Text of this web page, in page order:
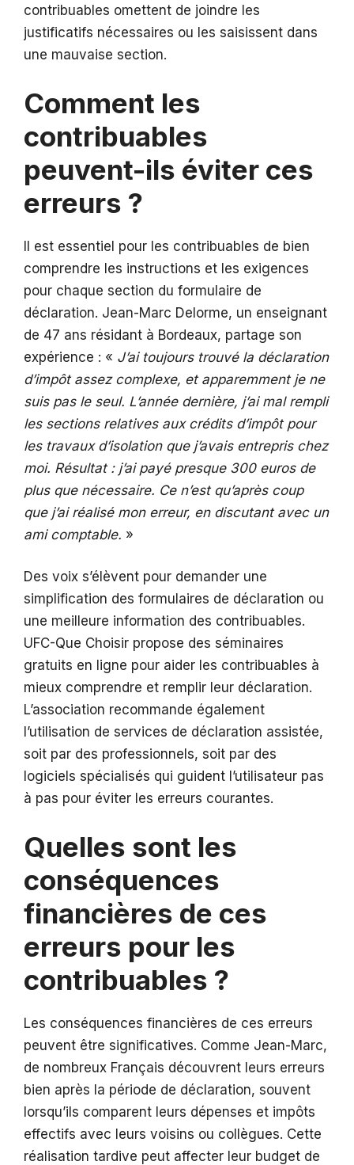
contribuables omettent de joindre les
justificatifs nécessaires ou les saisissent dans
une mauvaise section.
Comment les
contribuables
peuvent-ils éviter ces
erreurs ?
Il est essentiel pour les contribuables de bien
comprendre les instructions et les exigences
pour chaque section du formulaire de
déclaration. Jean-Marc Delorme, un enseignant
de 47 ans résidant à Bordeaux, partage son
expérience : « J’ai toujours trouvé la déclaration
d’impôt assez complexe, et apparemment je ne
suis pas le seul. L’année dernière, j’ai mal rempli
les sections relatives aux crédits d’impôt pour
les travaux d’isolation que j’avais entrepris chez
moi. Résultat : j’ai payé presque 300 euros de
plus que nécessaire. Ce n’est qu’après coup
que j’ai réalisé mon erreur, en discutant avec un
ami comptable. »
Des voix s’élèvent pour demander une
simplification des formulaires de déclaration ou
une meilleure information des contribuables.
UFC-Que Choisir propose des séminaires
gratuits en ligne pour aider les contribuables à
mieux comprendre et remplir leur déclaration.
L’association recommande également
l’utilisation de services de déclaration assistée,
soit par des professionnels, soit par des
logiciels spécialisés qui guident l’utilisateur pas
à pas pour éviter les erreurs courantes.
Quelles sont les
conséquences
financières de ces
erreurs pour les
contribuables ?
Les conséquences financières de ces erreurs
peuvent être significatives. Comme Jean-Marc,
de nombreux Français découvrent leurs erreurs
bien après la période de déclaration, souvent
lorsqu’ils comparent leurs dépenses et impôts
effectifs avec leurs voisins ou collègues. Cette
réalisation tardive peut affecter leur budget de